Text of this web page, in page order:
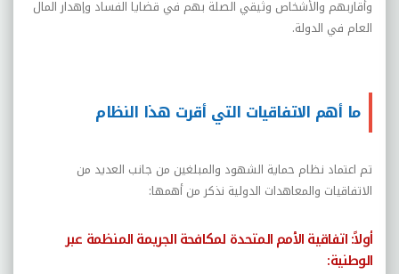
وأقاربهم والأشخاص وثيقي الصلة بهم في قضايا الفساد وإهدار المال
العام في الدولة.
ما أهم الاتفاقيات التي أقرت هذا النظام
تم اعتماد نظام حماية الشهود والمبلغين من جانب العديد من
الاتفاقيات والمعاهدات الدولية نذكر من أهمها:
أولاً: اتفاقية الأمم المتحدة لمكافحة الجريمة المنظمة عبر
الوطنية: